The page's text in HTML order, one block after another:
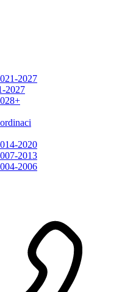
2027
2027
2020
2013
2006